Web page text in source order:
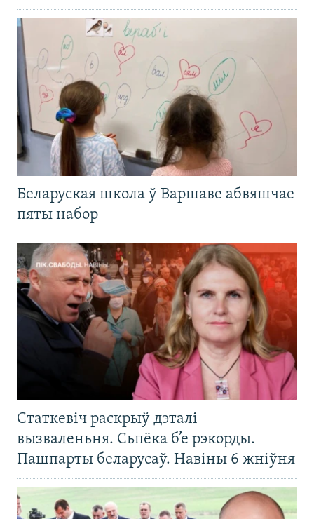
Беларуская школа ў Варшаве абвяшчае
пяты набор
Статкевіч раскрыў дэталі
вызваленьня. Сьпёка б’е рэкорды.
Пашпарты беларусаў. Навіны 6 жніўня